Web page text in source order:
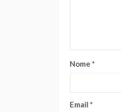
Nome *
Email *